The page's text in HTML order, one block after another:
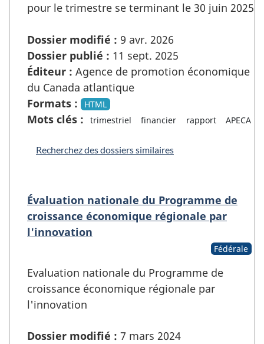
pour le trimestre se terminant le 30 juin 2025
Dossier modifié : 9 avr. 2026
Dossier publié : 11 sept. 2025
Éditeur : Agence de promotion économique
du Canada atlantique
Formats :
HTML
Mots clés : trimestriel financier rapport APECA
Recherchez des dossiers similaires
Évaluation nationale du Programme de
croissance économique régionale par
l'innovation
Fédérale
Evaluation nationale du Programme de
croissance économique régionale par
l'innovation
Dossier modifié : 7 mars 2024